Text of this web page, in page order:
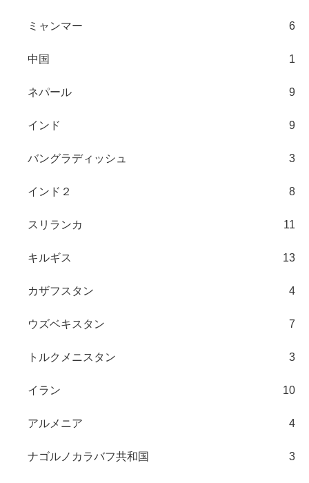
ミャンマー 6
中国 1
ネパール 9
インド 9
バングラディッシュ 3
インド２ 8
スリランカ 11
キルギス 13
カザフスタン 4
ウズベキスタン 7
トルクメニスタン 3
イラン 10
アルメニア 4
ナゴルノカラバフ共和国 3